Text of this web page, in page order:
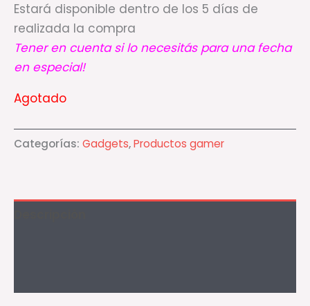
Estará disponible dentro de los 5 días de
realizada la compra
Tener en cuenta si lo necesitás para una fecha
en especial!
Agotado
Categorías: Gadgets,Productos gamer